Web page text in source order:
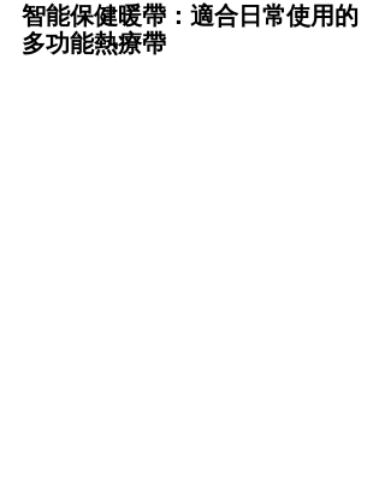
智能保健暖帶：適合日常使用的
多功能熱療帶